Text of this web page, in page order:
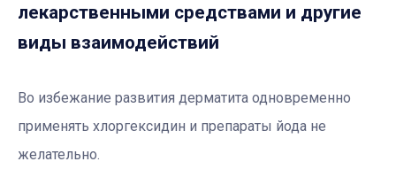
лекарственными средствами и другие
виды взаимодействий
Во избежание развития дерматита одновременно
применять хлоргексидин и препараты йода не
желательно.